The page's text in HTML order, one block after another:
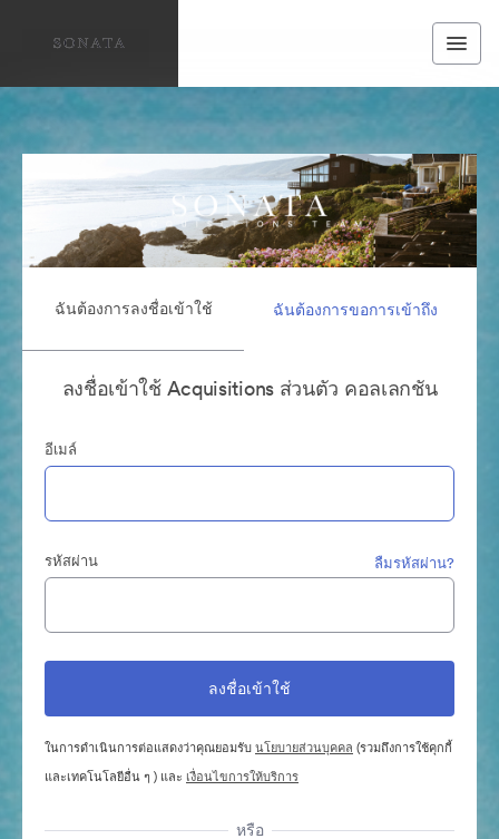
ฉันต้องการลงชื่อเข้าใช้ ฉันต้องการขอการเข้าถึง
ลงชื่อเข้าใช้ Acquisitions ส่วนตัว คอลเลกชัน
อีเมล์
รหัสผ่าน ลืมรหัสผ่าน?
ในการดำเนินการต่อแสดงว่าคุณยอมรับนโยบายส่วนบุคคล (รวมถึงการใช้คุกกี้
และเทคโนโลยีอื่น ๆ ) และ เงื่อนไขการให้บริการ
หรือ